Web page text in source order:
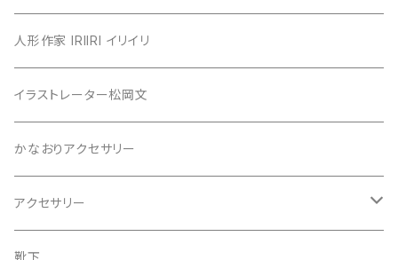
カットソー
チュニック
ニット
ベスト
ワンピース
人形作家 IRIIRI イリイリ
イラストレーター松岡文
かなおりアクセサリー
アクセサリー
ピアス
靴下